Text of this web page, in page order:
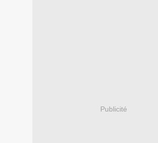
Publicité